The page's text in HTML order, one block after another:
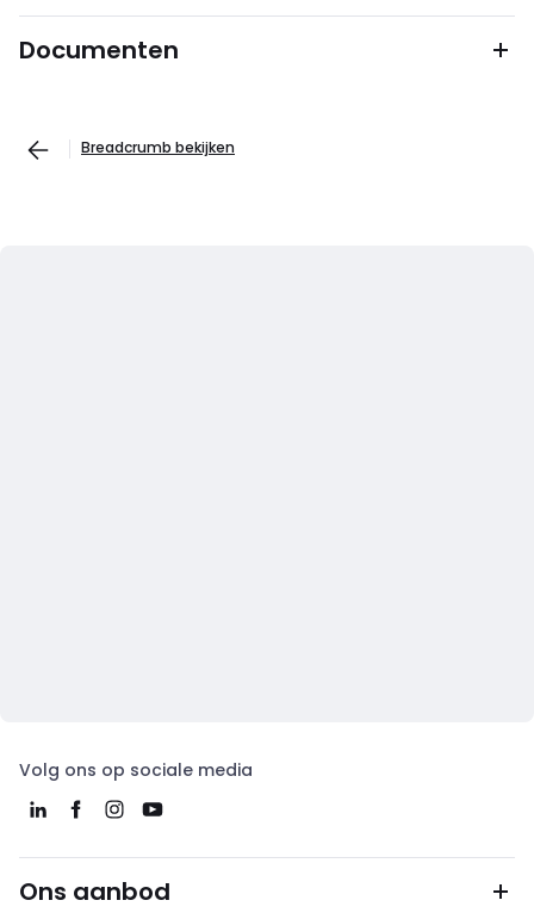
Documenten
Breadcrumb bekijken
Volg ons op sociale media
Ons aanbod